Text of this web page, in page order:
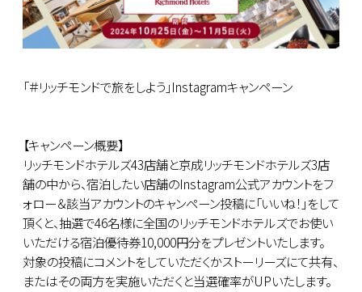
「＃リッチモンドで旅をしよう」Instagramキャンペーン
【キャンペーン概要】
リッチモンドホテルズ43店舗と京成リッチモンドホテルズ3店
舗の中から、宿泊したい店舗のInstagram公式アカウントをフ
ォロー＆該当アカウントのキャンペーン投稿に「いいね！」をして
頂くと、抽選で46名様に全国のリッチモンドホテルズでお使い
いただける宿泊優待券10,000円分をプレゼントいたします。
対象の投稿にコメントをしていただくかストーリーズにて共有、
またはその両方を実施いただくと当選確率がUPいたします。